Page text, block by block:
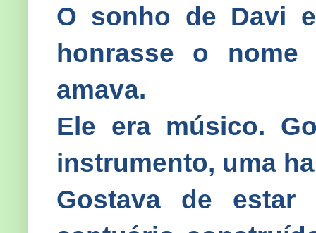
O sonho de Davi
honrasse o
amava.
Ele era músico.
instrumento, uma
Gostava de